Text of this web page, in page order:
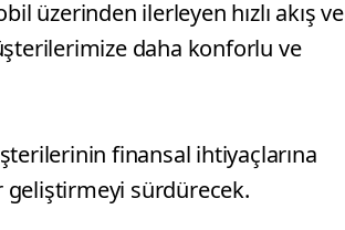
üzerinden ilerleyen hızlı akış ve
daha konforlu ve
finansal ihtiyaçlarına
geliştirmeyi sürdürecek.